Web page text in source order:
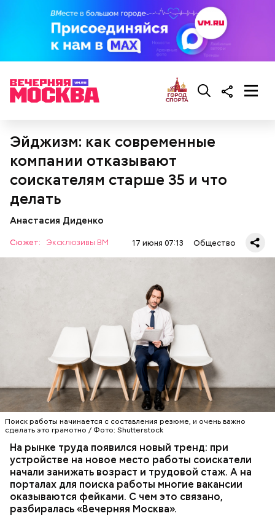
Эйджизм: как современные
компании отказывают
соискателям старше 35 и что
делать
Анастасия Диденко
Сюжет: Эксклюзивы ВМ 17 июня 07:13 Общество
Поиск работы начинается с составления резюме, и очень важно
сделать это грамотно / Фото: Shutterstock
На рынке труда появился новый тренд: при
устройстве на новое место работы соискатели
начали занижать возраст и трудовой стаж. А на
порталах для поиска работы многие вакансии
оказываются фейками. С чем это связано,
разбиралась «Вечерняя Москва».
Обжаренные кабачки с баклажанами
Ингредиенты: